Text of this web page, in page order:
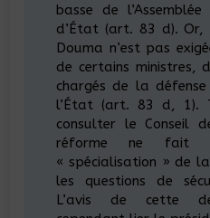
basse de
d’État (art. 83 d).
Douma n’est pas
de certains ministres,
chargés de la
l’État (art. 83 d,
consulter le Conseil
réforme ne fait
« spécialisation » de
les questions de
L’avis de cette